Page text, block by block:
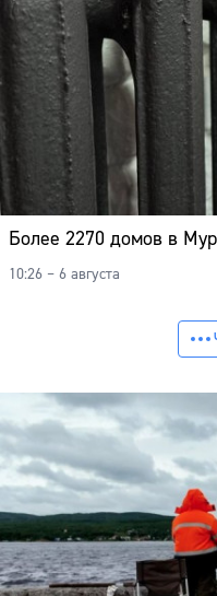
Более 2270 домов в
10:26 – 6 августа